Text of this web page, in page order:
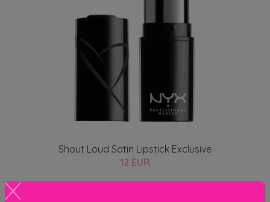
Shout Loud Satin Lipstick Exclusive
12 EUR